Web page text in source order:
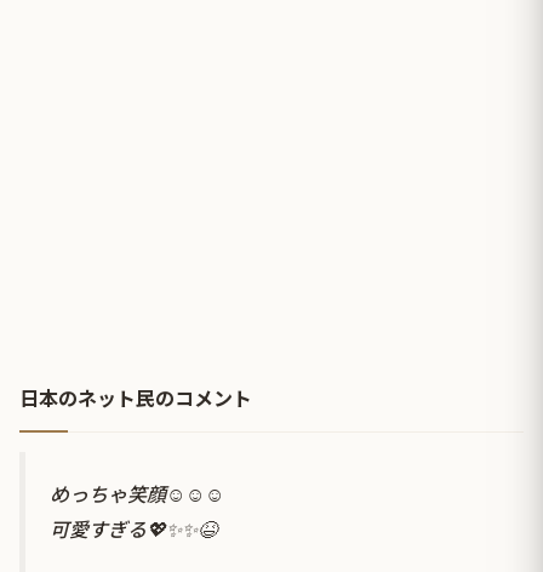
日本のネット民のコメント
めっちゃ笑顔☺️☺️☺️
可愛すぎる💖✨✨😆